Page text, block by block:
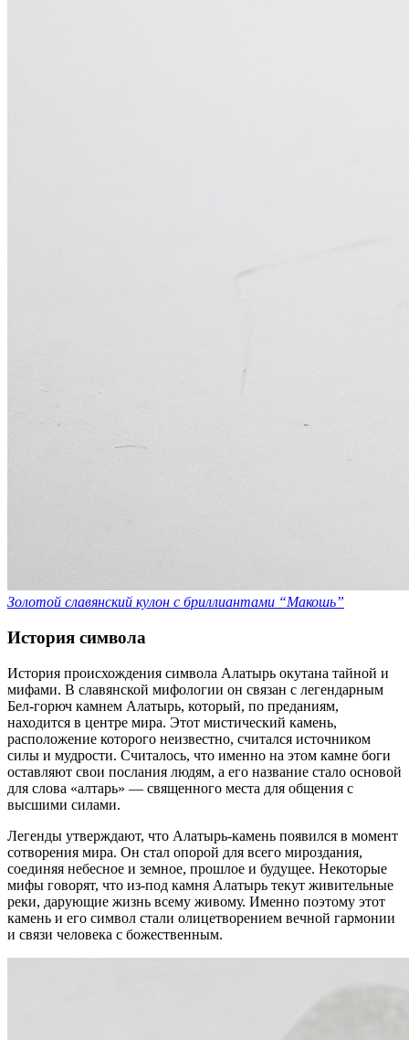
Золотой славянский кулон с бриллиантами “Макошь”
История символа
История происхождения символа Алатырь окутана тайной и
мифами. В славянской мифологии он связан с легендарным
Бел-горюч камнем Алатырь, который, по преданиям,
находится в центре мира. Этот мистический камень,
расположение которого неизвестно, считался источником
силы и мудрости. Считалось, что именно на этом камне боги
оставляют свои послания людям, а его название стало основой
для слова «алтарь» — священного места для общения с
высшими силами.
Легенды утверждают, что Алатырь-камень появился в момент
сотворения мира. Он стал опорой для всего мироздания,
соединяя небесное и земное, прошлое и будущее. Некоторые
мифы говорят, что из-под камня Алатырь текут живительные
реки, дарующие жизнь всему живому. Именно поэтому этот
камень и его символ стали олицетворением вечной гармонии
и связи человека с божественным.